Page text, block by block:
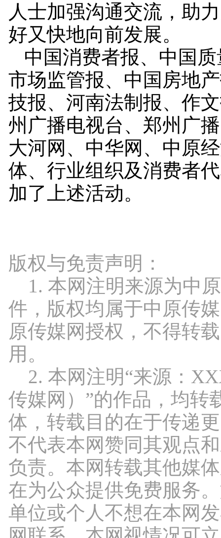
人士加强沟通交流，助
好又快地向前发展。
中国消费者报、中国
市场监管报、中国房地
技报、河南法制报、作
州广播电视台、郑州广
大河网、中华网、中原
体、行业组织及消费者
加了上述活动。
版权与免责声明：
1. 本网注明来源为中
件，版权均属于中原传
原传媒网授权，不得转
用。
2. 本网注明“来源：
传媒网）”的作品，均转
体，转载目的在于传递
不代表本网赞同其观点
负责。本网转载其他媒
在为公众提供免费服务
单位或个人不想在本网